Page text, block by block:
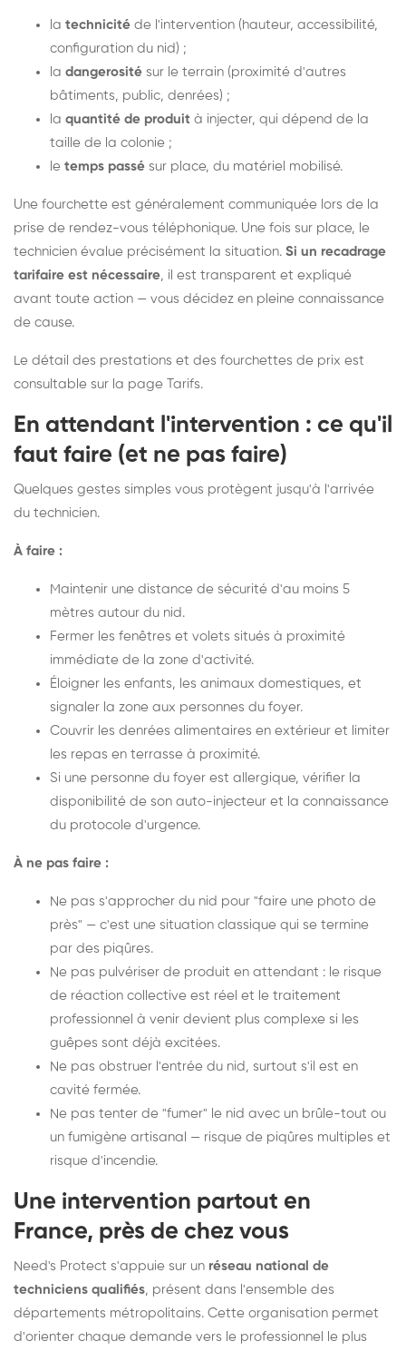
la technicité de l'intervention (hauteur, accessibilité,
configuration du nid) ;
la dangerosité sur le terrain (proximité d'autres
bâtiments, public, denrées) ;
la quantité de produit à injecter, qui dépend de la
taille de la colonie ;
le temps passé sur place, du matériel mobilisé.
Une fourchette est généralement communiquée lors de la
prise de rendez-vous téléphonique. Une fois sur place, le
technicien évalue précisément la situation. Si un recadrage
tarifaire est nécessaire, il est transparent et expliqué
avant toute action — vous décidez en pleine connaissance
de cause.
Le détail des prestations et des fourchettes de prix est
consultable sur la page Tarifs.
En attendant l'intervention : ce qu'il
faut faire (et ne pas faire)
Quelques gestes simples vous protègent jusqu'à l'arrivée
du technicien.
À faire :
Maintenir une distance de sécurité d'au moins 5
mètres autour du nid.
Fermer les fenêtres et volets situés à proximité
immédiate de la zone d'activité.
Éloigner les enfants, les animaux domestiques, et
signaler la zone aux personnes du foyer.
Couvrir les denrées alimentaires en extérieur et limiter
les repas en terrasse à proximité.
Si une personne du foyer est allergique, vérifier la
disponibilité de son auto-injecteur et la connaissance
du protocole d'urgence.
À ne pas faire :
Ne pas s'approcher du nid pour "faire une photo de
près" — c'est une situation classique qui se termine
par des piqûres.
Ne pas pulvériser de produit en attendant : le risque
de réaction collective est réel et le traitement
professionnel à venir devient plus complexe si les
guêpes sont déjà excitées.
Ne pas obstruer l'entrée du nid, surtout s'il est en
cavité fermée.
Ne pas tenter de "fumer" le nid avec un brûle-tout ou
un fumigène artisanal — risque de piqûres multiples et
risque d'incendie.
Une intervention partout en
France, près de chez vous
Need's Protect s'appuie sur un réseau national de
techniciens qualifiés, présent dans l'ensemble des
départements métropolitains. Cette organisation permet
d'orienter chaque demande vers le professionnel le plus